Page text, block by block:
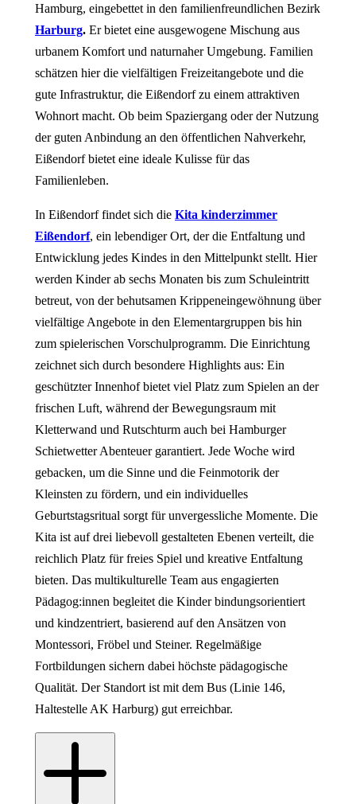
Hamburg, eingebettet in den familienfreundlichen Bezirk
Harburg. Er bietet eine ausgewogene Mischung aus
urbanem Komfort und naturnaher Umgebung. Familien
schätzen hier die vielfältigen Freizeitangebote und die
gute Infrastruktur, die Eißendorf zu einem attraktiven
Wohnort macht. Ob beim Spaziergang oder der Nutzung
der guten Anbindung an den öffentlichen Nahverkehr,
Eißendorf bietet eine ideale Kulisse für das
Familienleben.
In Eißendorf findet sich die Kita kinderzimmer
Eißendorf, ein lebendiger Ort, der die Entfaltung und
Entwicklung jedes Kindes in den Mittelpunkt stellt. Hier
werden Kinder ab sechs Monaten bis zum Schuleintritt
betreut, von der behutsamen Krippeneingewöhnung über
vielfältige Angebote in den Elementargruppen bis hin
zum spielerischen Vorschulprogramm. Die Einrichtung
zeichnet sich durch besondere Highlights aus: Ein
geschützter Innenhof bietet viel Platz zum Spielen an der
frischen Luft, während der Bewegungsraum mit
Kletterwand und Rutschturm auch bei Hamburger
Schietwetter Abenteuer garantiert. Jede Woche wird
gebacken, um die Sinne und die Feinmotorik der
Kleinsten zu fördern, und ein individuelles
Geburtstagsritual sorgt für unvergessliche Momente. Die
Kita ist auf drei liebevoll gestalteten Ebenen verteilt, die
reichlich Platz für freies Spiel und kreative Entfaltung
bieten. Das multikulturelle Team aus engagierten
Pädagog:innen begleitet die Kinder bindungsorientiert
und kindzentriert, basierend auf den Ansätzen von
Montessori, Fröbel und Steiner. Regelmäßige
Fortbildungen sichern dabei höchste pädagogische
Qualität. Der Standort ist mit dem Bus (Linie 146,
Haltestelle AK Harburg) gut erreichbar.